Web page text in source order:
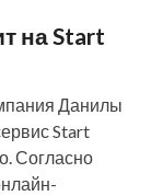
на Start
Данилы
Start
Согласно